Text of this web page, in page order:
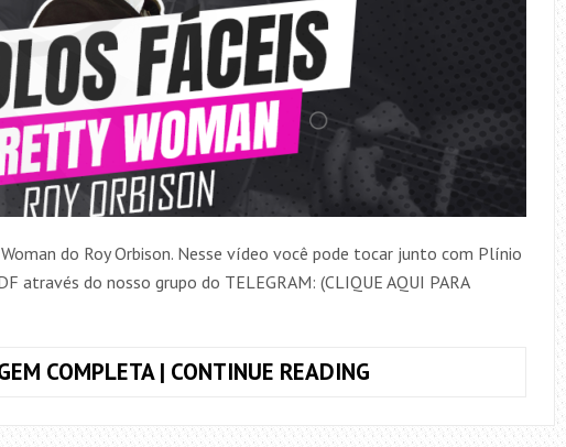
do Roy Orbison. Nesse vídeo você pode tocar junto com Plínio
através do nosso grupo do TELEGRAM: (CLIQUE AQUI PARA
COMPLETA | CONTINUE READING
O